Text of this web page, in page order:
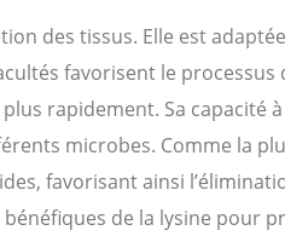
des tissus. Elle est
favorisent le processus
rapidement. Sa capacité
microbes. Comme la
favorisant ainsi
de la lysine pour